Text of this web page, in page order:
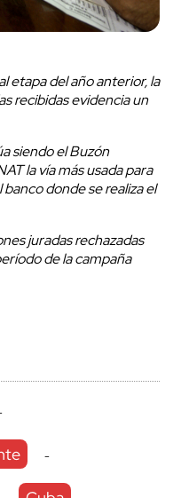
etapa del año anterior, la
recibidas evidencia un
siendo el Buzón
la vía más usada para
donde se realiza el
juradas rechazadas
de la campaña
-